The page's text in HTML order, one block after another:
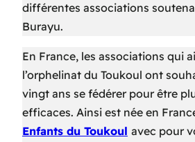
différentes associations
Burayu.
En France, les associations qui
l’orphelinat du Toukoul ont
vingt ans se fédérer pour être
efficaces. Ainsi est née en
Enfants du Toukoul avec pour